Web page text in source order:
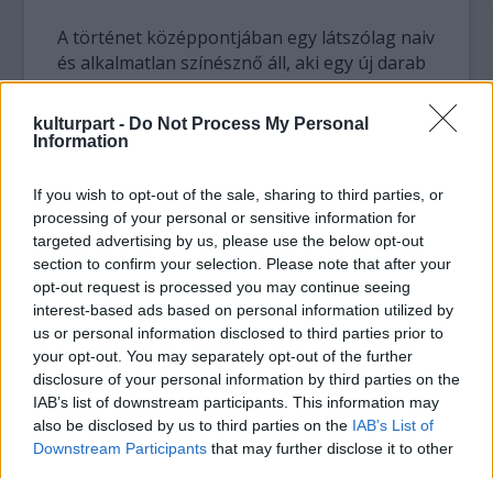
kulturpart - Do Not Process My Personal
Information
If you wish to opt-out of the sale, sharing to third parties, or
processing of your personal or sensitive information for
targeted advertising by us, please use the below opt-out
section to confirm your selection. Please note that after your
opt-out request is processed you may continue seeing
interest-based ads based on personal information utilized by
us or personal information disclosed to third parties prior to
your opt-out. You may separately opt-out of the further
disclosure of your personal information by third parties on the
IAB’s list of downstream participants. This information may
also be disclosed by us to third parties on the IAB’s List of
Downstream Participants that may further disclose it to other
A történet középpontjában egy látszólag naiv
és alkalmatlan színésznő áll, aki egy új darab
meghallgatásán vesz részt. A nő beveti
minden vonzerejét, hogy megfordítsa a
szerepeket, és átvegye a dominanciát a
Most a filmadaptáció alapjául szolgáló
Broadway előadásból láthatjuk a jelenetet,
amikor a színésznő megérkezik a
meghallgatásra. A részletből kiderül, hogy a
rendező és a nő színdarabról alkotott
véleménye nem teljesen egyezik: előbbi egy
nagyszabású szerelmi történetnek tartja,
utóbbi viszont egyszerűen pornónak titulálja
a
Venus in Fur